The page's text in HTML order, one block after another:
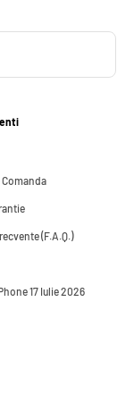
(F.A.Q.)
17 Iulie 2026